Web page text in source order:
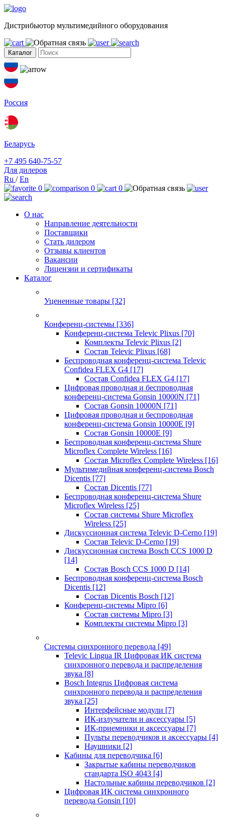
Дистрибьютор мультимедийного оборудования
Каталог
Россия
Беларусь
+7 495 640-75-57
Для дилеров
Ru /En
0
0 0
О нас
Направление деятельности
Поставщики
Стать дилером
Отзывы клиентов
Вакансии
Лицензии и сертификаты
Каталог
Уцененные товары [32]
Конференц-системы [336]
Конференц-система Televic Plixus [70]
Комплекты Televic Plixus [2]
Состав Televic Plixus [68]
Беспроводная конференц-система Televic
Confidea FLEX G4 [17]
Состав Confidea FLEX G4 [17]
Цифровая проводная и беспроводная
конференц-система Gonsin 10000N [71]
Состав Gonsin 10000N [71]
Цифровая проводная и беспроводная
конференц-система Gonsin 10000E [9]
Состав Gonsin 10000E [9]
Беспроводная конференц-система Shure
Microflex Complete Wireless [16]
Состав Microflex Complete Wireless [16]
Мультимедийная конференц-система Bosch
Dicentis [77]
Состав Dicentis [77]
Беспроводная конференц-система Shure
Microflex Wireless [25]
Состав системы Shure Microflex
Wireless [25]
Дискуссионная система Televic D-Cerno [19]
Состав Televic D-Cerno [19]
Дискуссионная система Bosch CCS 1000 D
[14]
Состав Bosch CCS 1000 D [14]
Беспроводная конференц-система Bosch
Dicentis [12]
Состав Dicentis Bosch [12]
Конференц-системы Mipro [6]
Состав системы Mipro [3]
Комплекты системы Mipro [3]
Системы синхронного перевода [49]
Televic Lingua IR Цифровая ИК система
синхронного перевода и распределения
звука [8]
Bosch Integrus Цифровая система
синхронного перевода и распределения
звука [25]
Интерфейсные модули [7]
ИК-излучатели и аксессуары [5]
ИК-приемники и аксессуары [7]
Пульты переводчиков и аксессуары [4]
Наушники [2]
Кабины для переводчика [6]
Закрытые кабины переводчиков
стандарта ISO 4043 [4]
Настольные кабины переводчиков [2]
Цифровая ИК система синхронного
перевода Gonsin [10]